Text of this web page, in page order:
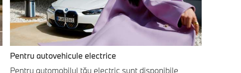
Pentru autovehicule electrice
Pentru automobilul tău electric sunt disponibile